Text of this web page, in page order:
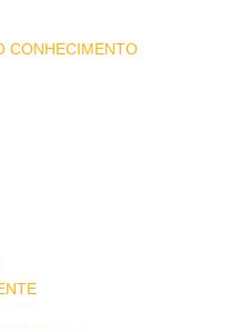
CONHECIMENTO